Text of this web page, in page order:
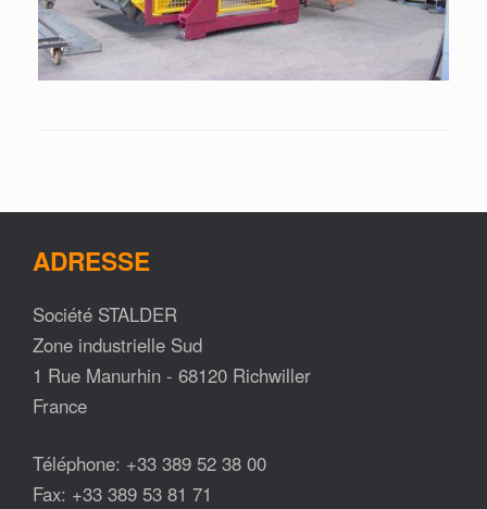
ADRESSE
Société STALDER
Zone industrielle Sud
1 Rue Manurhin - 68120 Richwiller
France
Téléphone: +33 389 52 38 00
Fax: +33 389 53 81 71